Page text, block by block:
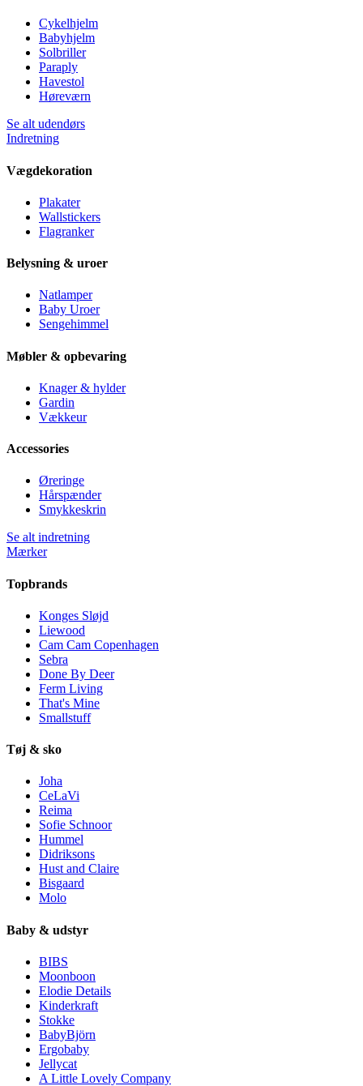
Cykelhjelm
Babyhjelm
Solbriller
Paraply
Havestol
Høreværn
Se alt udendørs
Indretning
Vægdekoration
Plakater
Wallstickers
Flagranker
Belysning & uroer
Natlamper
Baby Uroer
Sengehimmel
Møbler & opbevaring
Knager & hylder
Gardin
Vækkeur
Accessories
Øreringe
Hårspænder
Smykkeskrin
Se alt indretning
Mærker
Topbrands
Konges Sløjd
Liewood
Cam Cam Copenhagen
Sebra
Done By Deer
Ferm Living
That's Mine
Smallstuff
Tøj & sko
Joha
CeLaVi
Reima
Sofie Schnoor
Hummel
Didriksons
Hust and Claire
Bisgaard
Molo
Baby & udstyr
BIBS
Moonboon
Elodie Details
Kinderkraft
Stokke
BabyBjörn
Ergobaby
Jellycat
A Little Lovely Company